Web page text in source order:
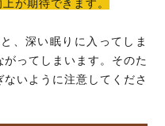
が期待できます。
、深い眠りに入ってしま
ってしまいます。そのた
いように注意してくださ